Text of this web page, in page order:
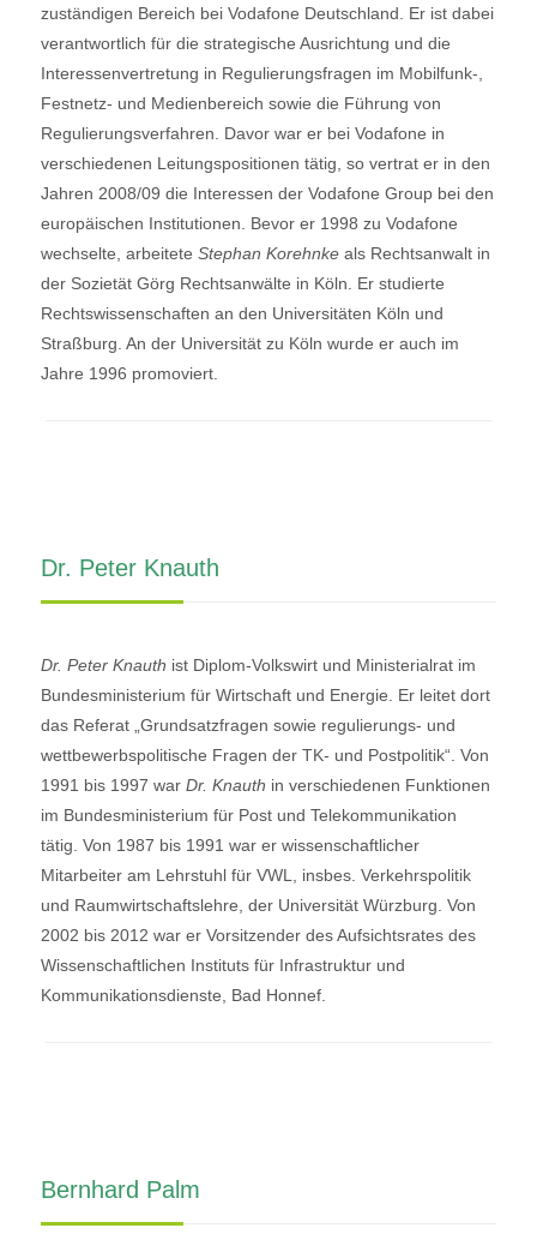
zuständigen Bereich bei Vodafone Deutschland. Er ist dabei
verantwortlich für die strategische Ausrichtung und die
Interessenvertretung in Regulierungsfragen im Mobilfunk-,
Festnetz- und Medienbereich sowie die Führung von
Regulierungsverfahren. Davor war er bei Vodafone in
verschiedenen Leitungspositionen tätig, so vertrat er in den
Jahren 2008/09 die Interessen der Vodafone Group bei den
europäischen Institutionen. Bevor er 1998 zu Vodafone
wechselte, arbeitete Stephan Korehnkeals Rechtsanwalt in
der Sozietät Görg Rechtsanwälte in Köln. Er studierte
Rechtswissenschaften an den Universitäten Köln und
Straßburg. An der Universität zu Köln wurde er auch im
Jahre 1996 promoviert.
Dr. Peter Knauth
Dr. Peter Knauth ist Diplom-Volkswirt und Ministerialrat im
Bundesministerium für Wirtschaft und Energie. Er leitet dort
das Referat „Grundsatzfragen sowie regulierungs- und
wettbewerbspolitische Fragen der TK- und Postpolitik“. Von
1991 bis 1997 war Dr. Knauth in verschiedenen Funktionen
im Bundesministerium für Post und Telekommunikation
tätig. Von 1987 bis 1991 war er wissenschaftlicher
Mitarbeiter am Lehrstuhl für VWL, insbes. Verkehrspolitik
und Raumwirtschaftslehre, der Universität Würzburg. Von
2002 bis 2012 war er Vorsitzender des Aufsichtsrates des
Wissenschaftlichen Instituts für Infrastruktur und
Kommunikationsdienste, Bad Honnef.
Bernhard Palm